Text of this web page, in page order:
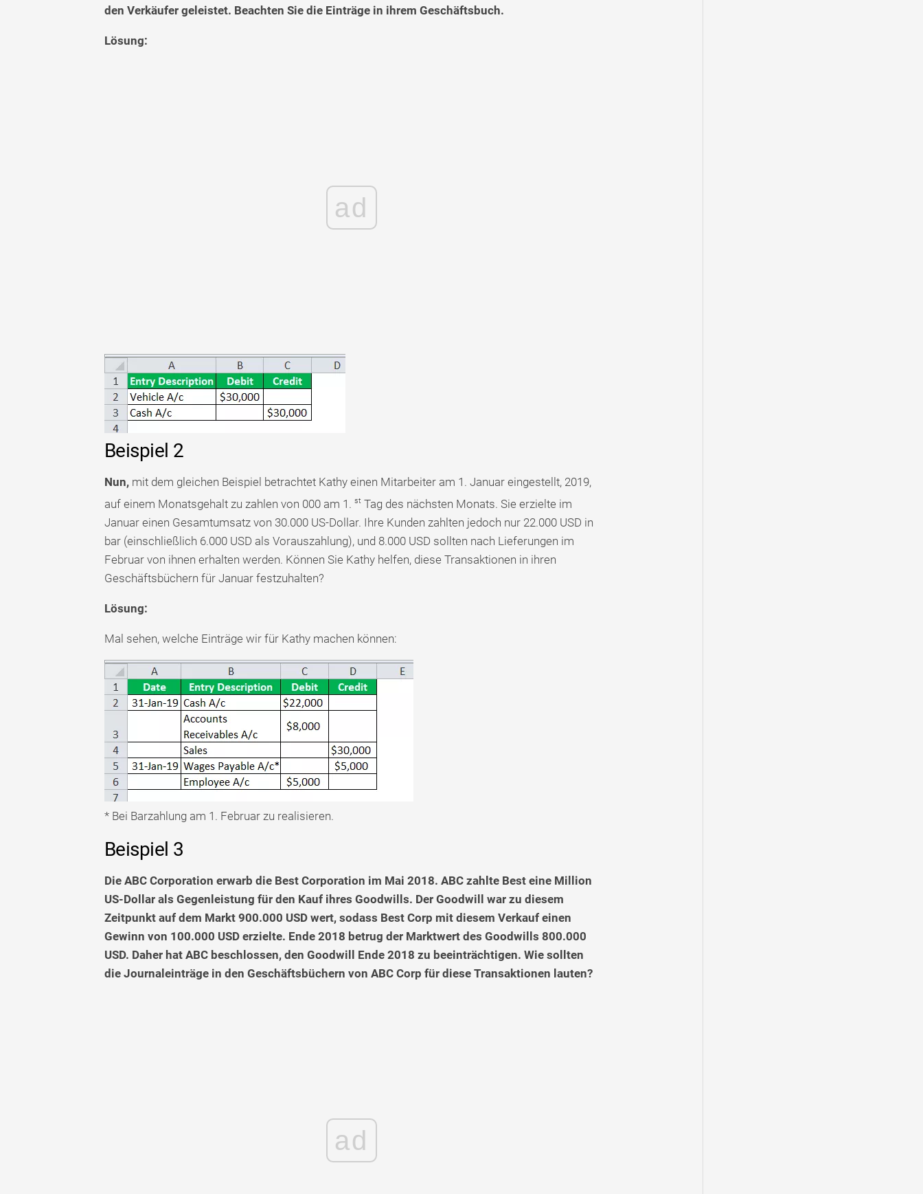
den Verkäufer geleistet. Beachten Sie die Einträge in ihrem Geschäftsbuch.
Lösung:
ad
Beispiel 2
Nun,mit dem gleichen Beispiel betrachtet Kathy einen Mitarbeiter am 1. Januar eingestellt, 2019,
auf einem Monatsgehalt zu zahlen von 000 am 1. st Tag des nächsten Monats. Sie erzielte im
Januar einen Gesamtumsatz von 30.000 US-Dollar. Ihre Kunden zahlten jedoch nur 22.000 USD in
bar (einschließlich 6.000 USD als Vorauszahlung), und 8.000 USD sollten nach Lieferungen im
Februar von ihnen erhalten werden. Können Sie Kathy helfen, diese Transaktionen in ihren
Geschäftsbüchern für Januar festzuhalten?
Lösung:
Mal sehen, welche Einträge wir für Kathy machen können:
* Bei Barzahlung am 1. Februar zu realisieren.
Beispiel 3
Die ABC Corporation erwarb die Best Corporation im Mai 2018. ABC zahlte Best eine Million
US-Dollar als Gegenleistung für den Kauf ihres Goodwills. Der Goodwill war zu diesem
Zeitpunkt auf dem Markt 900.000 USD wert, sodass Best Corp mit diesem Verkauf einen
Gewinn von 100.000 USD erzielte. Ende 2018 betrug der Marktwert des Goodwills 800.000
USD. Daher hat ABC beschlossen, den Goodwill Ende 2018 zu beeinträchtigen. Wie sollten
die Journaleinträge in den Geschäftsbüchern von ABC Corp für diese Transaktionen lauten?
ad